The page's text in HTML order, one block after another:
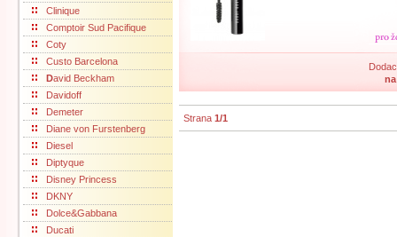
Clinique
Comptoir Sud Pacifique
Coty
Custo Barcelona
David Beckham
Davidoff
Demeter
Diane von Furstenberg
Diesel
Diptyque
Disney Princess
DKNY
Dolce&Gabbana
Ducati
Strana 1/1